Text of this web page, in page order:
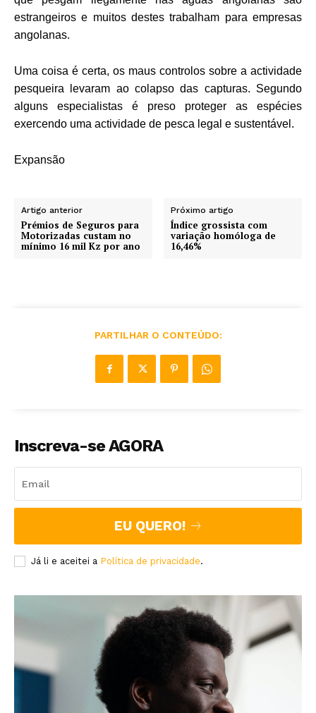
estrangeiros e muitos destes trabalham para empresas
angolanas.
Uma coisa é certa, os maus controlos sobre a actividade
pesqueira levaram ao colapso das capturas. Segundo
alguns especialistas é preso proteger as espécies
exercendo uma actividade de pesca legal e sustentável.
Expansão
Artigo anterior
Prémios de Seguros para
Motorizadas custam no
mínimo 16 mil Kz por ano
Próximo artigo
Índice grossista com
variação homóloga de
16,46%
PARTILHAR O CONTEÚDO:
Inscreva-se AGORA
EU QUERO!
Já li e aceitei a Política de privacidade.